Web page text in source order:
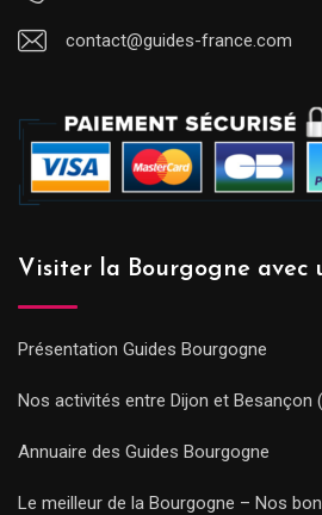
contact@guides-france.com
Visiter la Bourgogne avec
Présentation Guides Bourgogne
Nos activités entre Dijon et Besançon
Annuaire des Guides Bourgogne
Le meilleur de la Bourgogne – Nos